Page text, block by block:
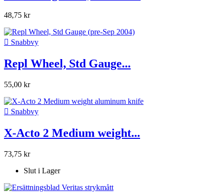
48,75 kr
 Snabbvy
Repl Wheel, Std Gauge...
55,00 kr
 Snabbvy
X-Acto 2 Medium weight...
73,75 kr
Slut i Lager